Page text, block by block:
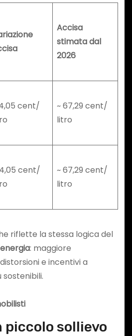
Accisa
stimata dal
2026
cent/
~ 67,29 cent/
litro
cent/
~ 67,29 cent/
litro
riflette la stessa logica del
: maggiore
e incentivi a
sostenibili.
piccolo sollievo